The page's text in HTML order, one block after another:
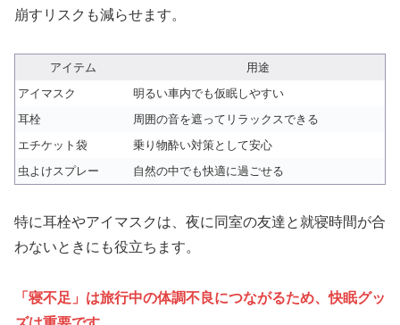
崩すリスクも減らせます。
アイテム
用途
アイマスク
明るい車内でも仮眠しやすい
耳栓
周囲の音を遮ってリラックスできる
エチケット袋
乗り物酔い対策として安心
虫よけスプレー
自然の中でも快適に過ごせる
特に耳栓やアイマスクは、夜に同室の友達と就寝時間が合
わないときにも役立ちます。
「寝不足」は旅行中の体調不良につながるため、快眠グッ